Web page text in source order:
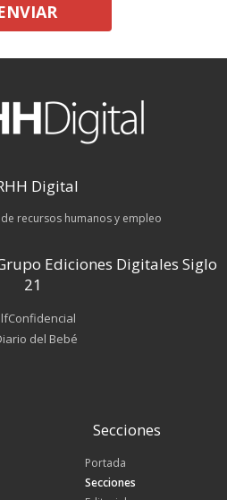
Digital
recursos humanos y empleo
Ediciones Digitales Siglo
21
del Bebé
Secciones
Portada
Secciones